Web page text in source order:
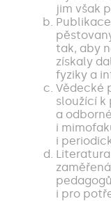
jim však
tak, aby
získaly
fyziky a
Vědecké
sloužící k
a
i
i
i pro